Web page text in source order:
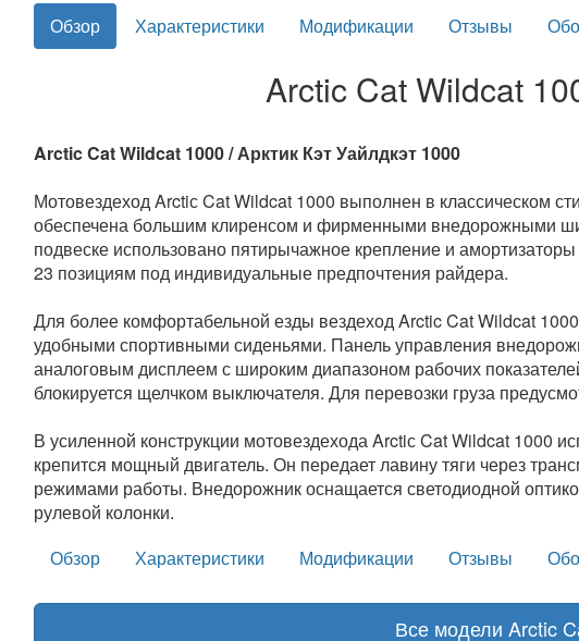
Обзор Характеристики Модификации Отзывы
Arctic Cat Wildcat
Arctic Cat Wildcat 1000 / Арктик Кэт Уайлдкэт 1000
Мотовездеход Arctiс Cat Wildcat 1000 выполнен в классическом
обеспечена большим клиренсом и фирменными внедорожными
подвеске использовано пятирычажное крепление и
23 позициям под индивидуальные предпочтения райдера.
Для более комфортабельной езды вездеход Arctic Cat Wildcat
удобными спортивными сиденьями. Панель управления
аналоговым дисплеем с широким диапазоном рабочих
блокируется щелчком выключателя. Для перевозки груза
В усиленной конструкции мотовездехода Arctiс Cat Wildcat 1000
крепится мощный двигатель. Он передает лавину тяги через
режимами работы. Внедорожник оснащается светодиодной
рулевой колонки.
Обзор
Характеристики Модификации Отзывы
Все модели Arctic